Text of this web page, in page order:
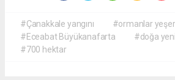
#Çanakkale yangını
#ormanlar
#Eceabat Büyükanafarta
#doğa
#700 hektar